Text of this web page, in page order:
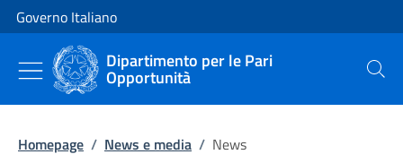
Vai al contenuto
Vai alla navigazione del sito
Governo Italiano
Dipartimento per le Pari
Opportunità Cerca
Homepage / News e media / News